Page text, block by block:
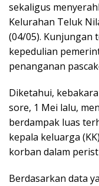
sekaligus
Kelurahan Teluk
(04/05).
kepedulian
penanganan
Diketahui,
sore, 1 Mei lalu,
berdampak luas
kepala keluarga
korban dalam
Berdasarkan data